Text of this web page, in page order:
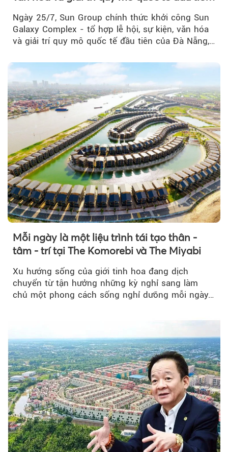
Ngày 25/7, Sun Group chính thức khởi công Sun
Galaxy Complex - tổ hợp lễ hội, sự kiện, văn hóa
và giải trí quy mô quốc tế đầu tiên của Đà Nẵng,…
Mỗi ngày là một liệu trình tái tạo thân -
tâm - trí tại The Komorebi và The Miyabi
Xu hướng sống của giới tinh hoa đang dịch
chuyển từ tận hưởng những kỳ nghỉ sang làm
chủ một phong cách sống nghỉ dưỡng mỗi ngày…